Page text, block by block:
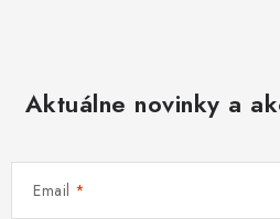
Aktuálne novinky a
Email